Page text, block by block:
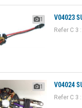
1 V04023
Refer C 3
1 V04024
Refer C 3